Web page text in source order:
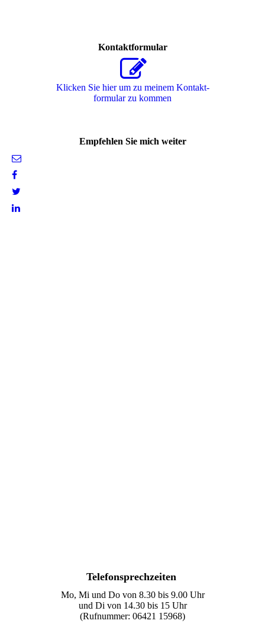
Kontaktformular
Klicken Sie hier um zu meinem Kon­takt­
for­mu­lar zu kommen
Empfehlen Sie mich weiter
Telefonsprechzeiten
Mo, Mi und Do von 8.30 bis 9.00 Uhr
und Di von 14.30 bis 15 Uhr
(Rufnummer: 06421 15968)